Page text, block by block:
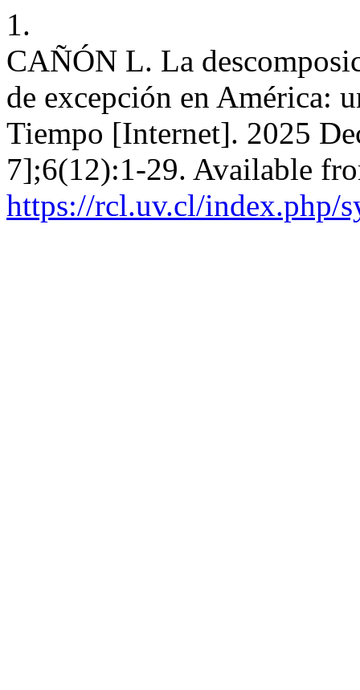
1.
CAÑÓN L. La
de excepción en América:
Tiempo [Internet]. 2025
7];6(12):1-29. Available
https://rcl.uv.cl/index.php/